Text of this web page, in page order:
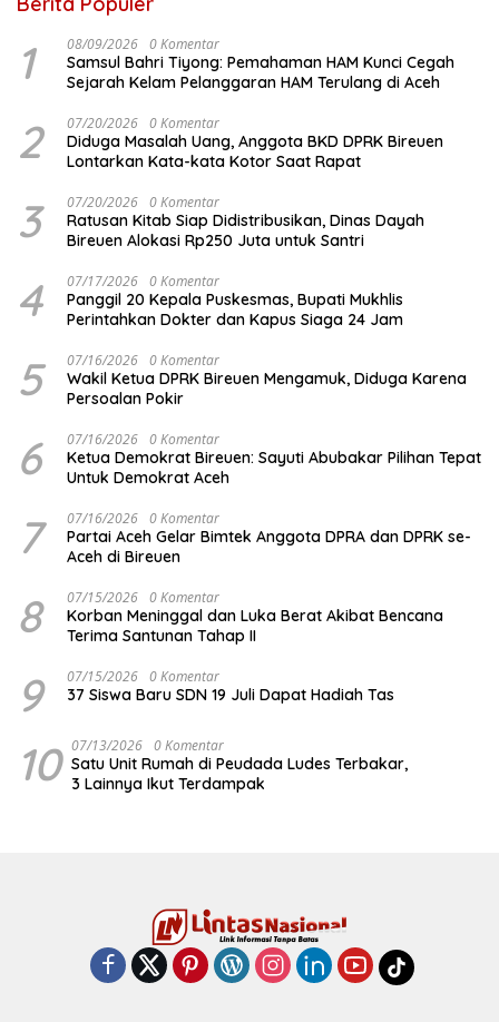
1 08/09/2026 0 Komentar
Samsul Bahri Tiyong: Pemahaman HAM Kunci Cegah
Sejarah Kelam Pelanggaran HAM Terulang di Aceh
2 07/20/2026 0 Komentar
Diduga Masalah Uang, Anggota BKD DPRK Bireuen
Lontarkan Kata-kata Kotor Saat Rapat
3 07/20/2026 0 Komentar
Ratusan Kitab Siap Didistribusikan, Dinas Dayah
Bireuen Alokasi Rp250 Juta untuk Santri
4 07/17/2026 0 Komentar
Panggil 20 Kepala Puskesmas, Bupati Mukhlis
Perintahkan Dokter dan Kapus Siaga 24 Jam
5 07/16/2026 0 Komentar
Wakil Ketua DPRK Bireuen Mengamuk, Diduga Karena
Persoalan Pokir
6 07/16/2026 0 Komentar
Ketua Demokrat Bireuen: Sayuti Abubakar Pilihan Tepat
Untuk Demokrat Aceh
7 07/16/2026 0 Komentar
Partai Aceh Gelar Bimtek Anggota DPRA dan DPRK se-
Aceh di Bireuen
8 07/15/2026 0 Komentar
Korban Meninggal dan Luka Berat Akibat Bencana
Terima Santunan Tahap II
9 07/15/2026 0 Komentar
37 Siswa Baru SDN 19 Juli Dapat Hadiah Tas
10 07/13/2026 0 Komentar
Satu Unit Rumah di Peudada Ludes Terbakar,
3 Lainnya Ikut Terdampak